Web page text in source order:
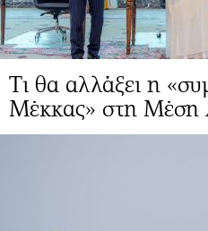
Τι θα αλλάξει η
Μέκκας» στη Μέση